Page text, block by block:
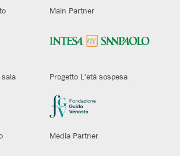
Main Partner
Progetto L'età sospesa
Media Partner